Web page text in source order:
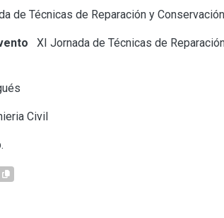
de Técnicas de Reparación y
XI Jornada de Técnicas de
Civil